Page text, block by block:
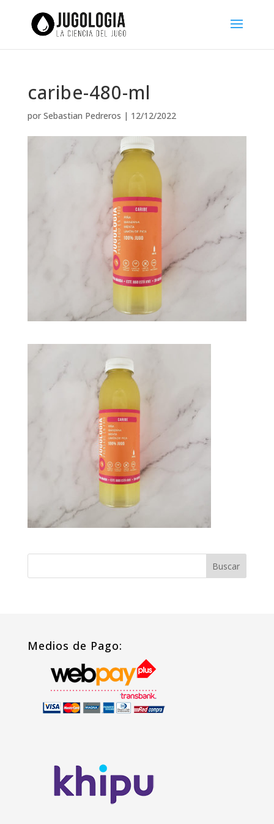
caribe-480-ml
por Sebastian Pedreros | 12/12/2022
Medios de Pago: